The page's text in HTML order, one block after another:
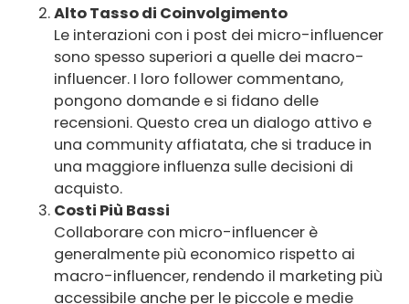
Alto Tasso di Coinvolgimento
Le interazioni con i post dei micro-influencer
sono spesso superiori a quelle dei macro-
influencer. I loro follower commentano,
pongono domande e si fidano delle
recensioni. Questo crea un dialogo attivo e
una community affiatata, che si traduce in
una maggiore influenza sulle decisioni di
acquisto.
Costi Più Bassi
Collaborare con micro-influencer è
generalmente più economico rispetto ai
macro-influencer, rendendo il marketing più
accessibile anche per le piccole e medie